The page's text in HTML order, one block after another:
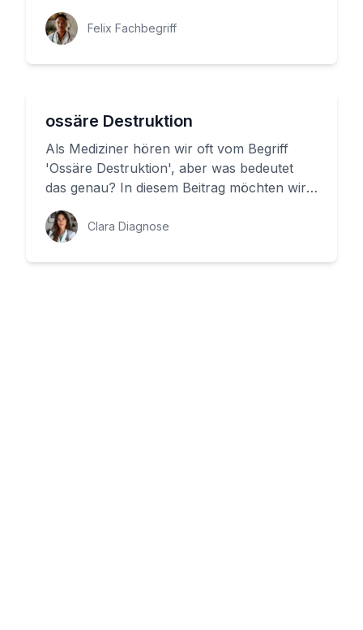
Untersuchung ist die rektale Unter...
Felix Fachbegriff
ossäre Destruktion
Als Mediziner hören wir oft vom Begriff
'Ossäre Destruktion', aber was bedeutet
das genau? In diesem Beitrag möchten wir
Ihnen erklären, was Ossäre De...
Clara Diagnose